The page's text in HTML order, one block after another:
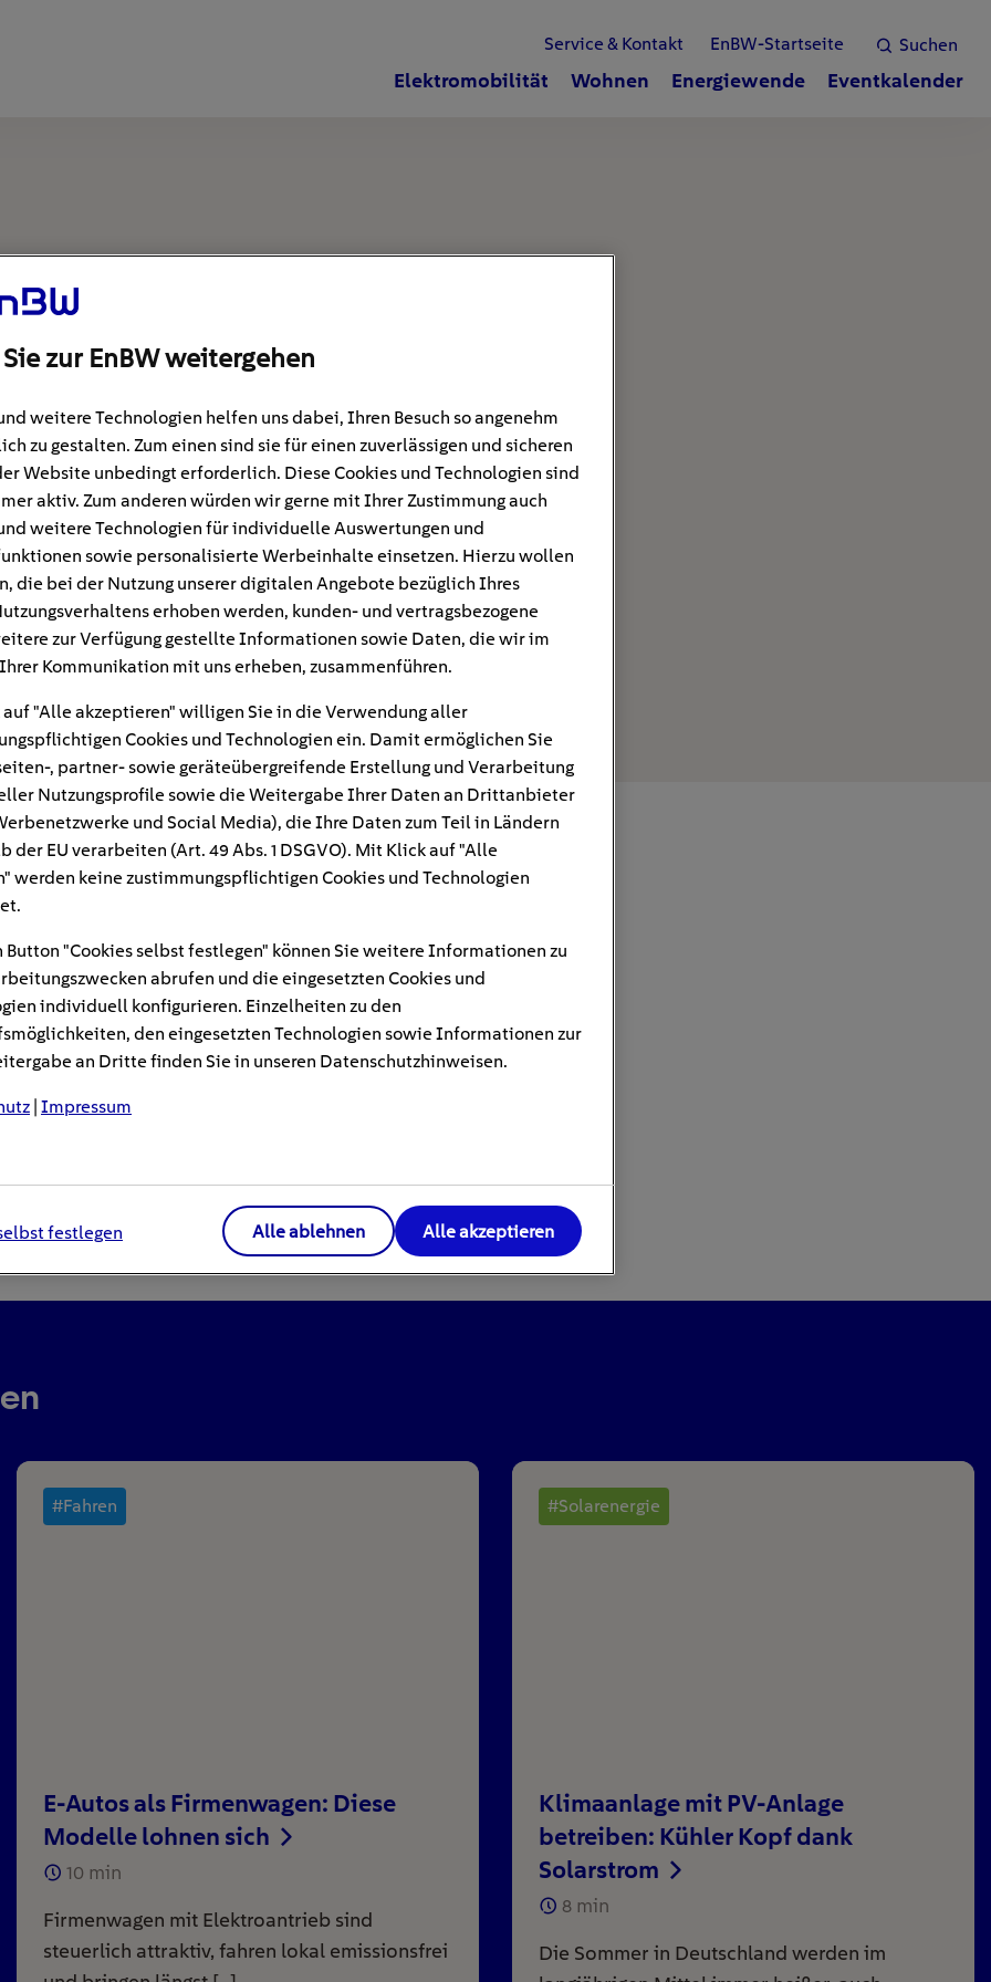
Suchen
Service & Kontakt EnBW-Startseite
Elektromobilität Wohnen Energiewende Eventkalender
#
#Fahren
E-Autos als Firmenwagen: Diese
Modelle lohnen sich
10 min
Firmenwagen mit Elektroantrieb sind
steuerlich attraktiv, fahren lokal emissionsfrei
#Solarenergie
Klimaanlage mit PV-Anlage
betreiben: Kühler Kopf dank
Solarstrom
8 min
Die Sommer in Deutschland werden im
zur EnBW weitergehen
weitere Technologien helfen uns dabei, Ihren Besuch so angenehm
zu gestalten. Zum einen sind sie für einen zuverlässigen und sicheren
Website unbedingt erforderlich. Diese Cookies und Technologien sind
aktiv. Zum anderen würden wir gerne mit Ihrer Zustimmung auch
weitere Technologien für individuelle Auswertungen und
sowie personalisierte Werbeinhalte einsetzen. Hierzu wollen
die bei der Nutzung unserer digitalen Angebote bezüglich Ihres
erhoben werden, kunden- und vertragsbezogene
zur Verfügung gestellte Informationen sowie Daten, die wir im
Kommunikation mit uns erheben, zusammenführen.
"Alle akzeptieren" willigen Sie in die Verwendung aller
Cookies und Technologien ein. Damit ermöglichen Sie
, partner- sowie geräteübergreifende Erstellung und Verarbeitung
Nutzungsprofile sowie die Weitergabe Ihrer Daten an Drittanbieter
und Social Media), die Ihre Daten zum Teil in Ländern
der EU verarbeiten (Art. 49 Abs. 1 DSGVO). Mit Klick auf "Alle
werden keine zustimmungspflichtigen Cookies und Technologien
Button "Cookies selbst festlegen" können Sie weitere Informationen zu
abrufen und die eingesetzten Cookies und
individuell konfigurieren. Einzelheiten zu den
den eingesetzten Technologien sowie Informationen zur
an Dritte finden Sie in unseren Datenschutzhinweisen.
| Impressum
festlegen Alle ablehnen Alle akzeptieren